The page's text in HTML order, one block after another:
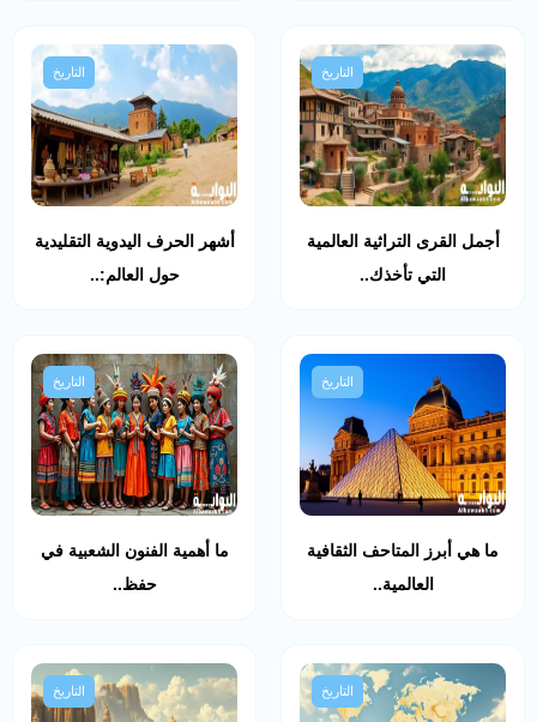
التاريخ
أجمل القرى التراثية العالمية
التي تأخذك..
التاريخ
أشهر الحرف اليدوية التقليدية
حول العالم:..
التاريخ
ما هي أبرز المتاحف الثقافية
العالمية..
التاريخ
ما أهمية الفنون الشعبية في
حفظ..
التاريخ التاريخ